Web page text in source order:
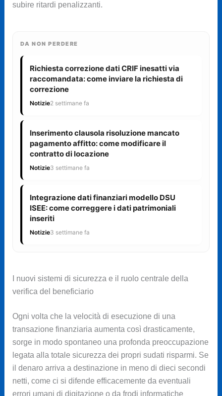
subire ritardi penalizzanti.
DA NON PERDERE
Richiesta correzione dati CRIF inesatti via
raccomandata: come inviare la richiesta di
correzione
Notizie2 settimane fa
Inserimento clausola risoluzione mancato
pagamento affitto: come modificare il
contratto di locazione
Notizie3 settimane fa
Integrazione dati finanziari modello DSU
ISEE: come correggere i dati patrimoniali
inseriti
Notizie3 settimane fa
I nuovi sistemi di sicurezza e il ruolo centrale della
verifica del beneficiario
Ogni volta che la velocità di esecuzione di una
transazione finanziaria aumenta così drasticamente,
sorge in modo spontaneo una profonda preoccupazione
legata alla totale sicurezza dei propri sudati risparmi. Se
il denaro arriva a destinazione in meno di dieci secondi
netti, come ci si difende efficacemente da eventuali
errori umani di digitazione o da frodi informatiche